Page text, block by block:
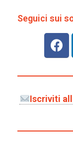
Seguici sui
Iscriviti